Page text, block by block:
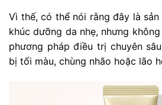
Vì thế, có thể nói rằng đây là
khúc dưỡng da nhẹ, nhưng
phương pháp điều trị chuyên
bị tối màu, chùng nhão hoặc lão